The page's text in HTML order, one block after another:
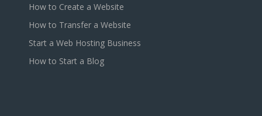
How to Create a Website
How to Transfer a Website
Start a Web Hosting Business
How to Start a Blog